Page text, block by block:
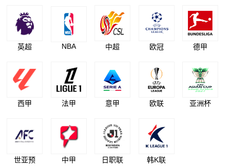
英超 NBA 中超 欧冠 德甲
西甲 法甲 意甲 欧联 亚洲杯
世亚预 中甲 日职联 韩K联